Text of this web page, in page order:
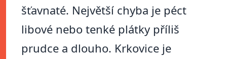
šťavnaté. Největší chyba je péct
libové nebo tenké plátky příliš
prudce a dlouho. Krkovice je